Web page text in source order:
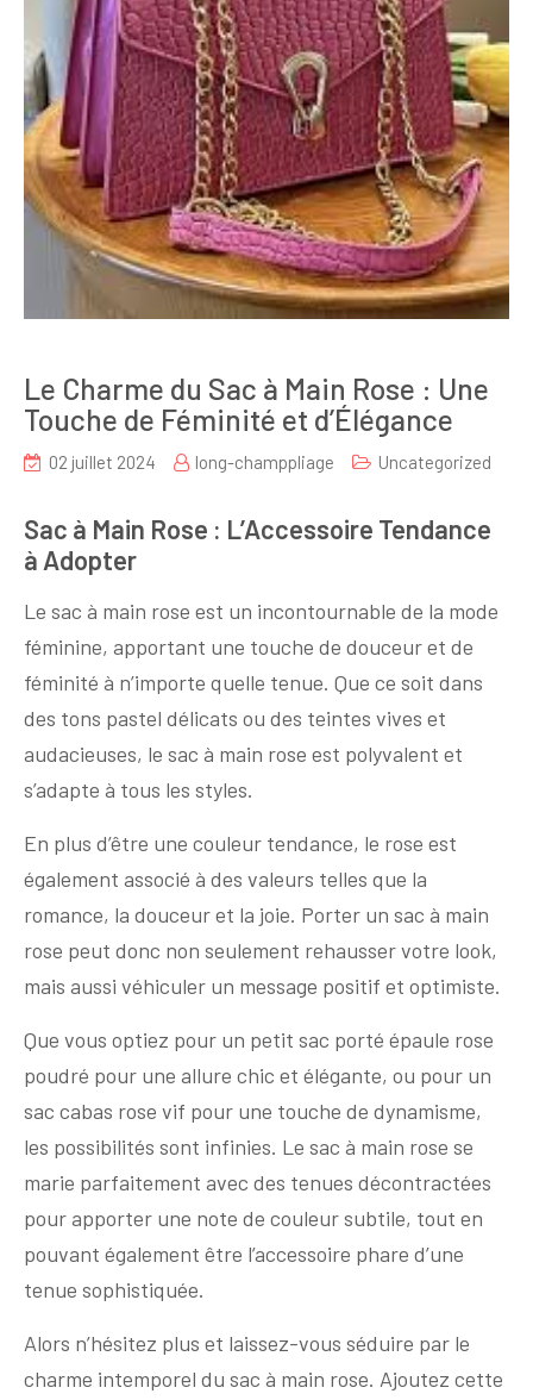
Le Charme du Sac à Main Rose : Une
Touche de Féminité et d’Élégance
02 juillet 2024 long-champpliage Uncategorized
Sac à Main Rose : L’Accessoire Tendance
à Adopter
Le sac à main rose est un incontournable de la mode
féminine, apportant une touche de douceur et de
féminité à n’importe quelle tenue. Que ce soit dans
des tons pastel délicats ou des teintes vives et
audacieuses, le sac à main rose est polyvalent et
s’adapte à tous les styles.
En plus d’être une couleur tendance, le rose est
également associé à des valeurs telles que la
romance, la douceur et la joie. Porter un sac à main
rose peut donc non seulement rehausser votre look,
mais aussi véhiculer un message positif et optimiste.
Que vous optiez pour un petit sac porté épaule rose
poudré pour une allure chic et élégante, ou pour un
sac cabas rose vif pour une touche de dynamisme,
les possibilités sont infinies. Le sac à main rose se
marie parfaitement avec des tenues décontractées
pour apporter une note de couleur subtile, tout en
pouvant également être l’accessoire phare d’une
tenue sophistiquée.
Alors n’hésitez plus et laissez-vous séduire par le
charme intemporel du sac à main rose. Ajoutez cette